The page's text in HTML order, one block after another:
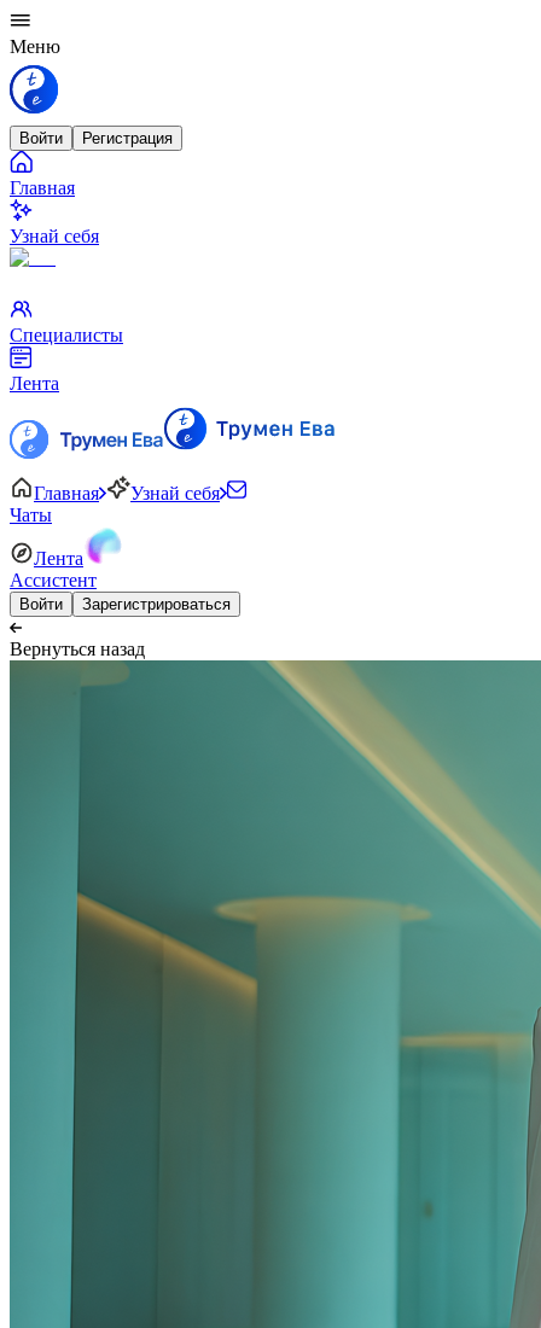
Меню
Войти Регистрация
Главная
Узнай себя
Специалисты
Лента
Главная
Узнай себя
Чаты
Лента
Ассистент
Войти Зарегистрироваться
Вернуться назад